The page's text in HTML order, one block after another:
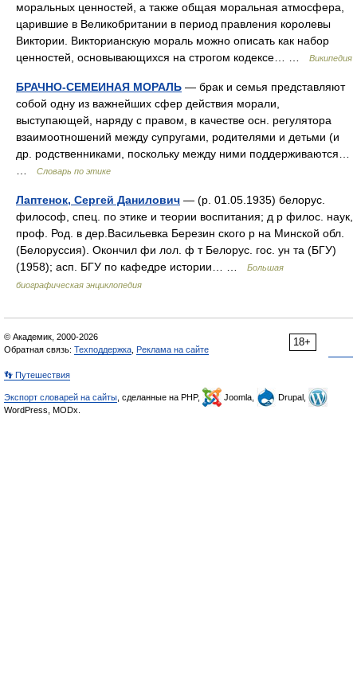
моральных ценностей, а также общая моральная атмосфера,
царившие в Великобритании в период правления королевы
Виктории. Викторианскую мораль можно описать как набор
ценностей, основывающихся на строгом кодексе… …
Википедия
БРАЧНО-СЕМЕИНАЯ МОРАЛЬ — брак и семья представляют
собой одну из важнейших сфер действия морали,
выступающей, наряду с правом, в качестве осн. регулятора
взаимоотношений между супругами, родителями и детьми (и
др. родственниками, поскольку между ними поддерживаются…
Словарь по этике
Лаптенок, Сергей Данилович — (р. 01.05.1935) белорус.
философ, спец. по этике и теории воспитания; д р филос. наук,
проф. Род. в дер.Васильевка Березин ского р на Минской обл.
(Белоруссия). Окончил фи лол. ф т Белорус. гос. ун та (БГУ)
(1958); асп. БГУ по кафедре истории… …
Большая
биографическая энциклопедия
18+
© Академик, 2000-2026
Обратная связь: Техподдержка Реклама на сайте
👣 Путешествия
Экспорт словарей на сайты , сделанные на PHP, Joomla,
Drupal,
WordPress, MODx.